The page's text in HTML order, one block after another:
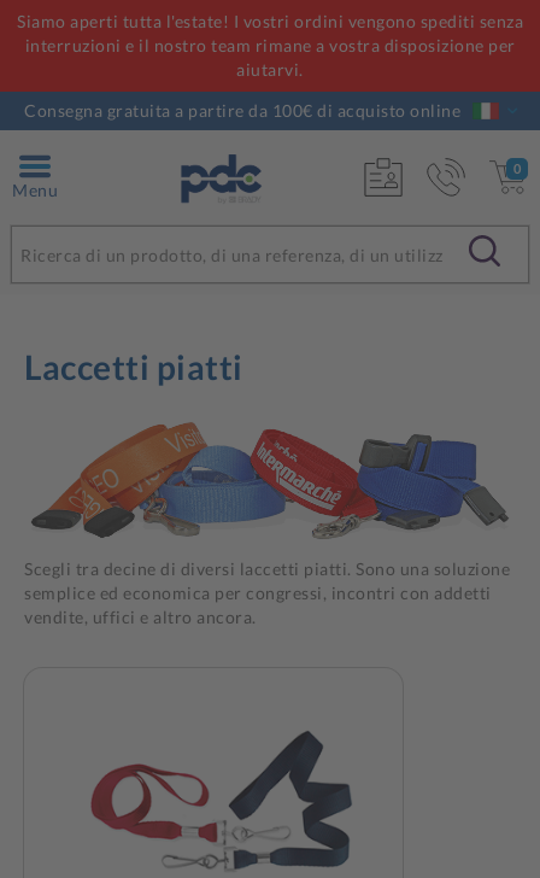
Siamo aperti tutta l'estate! I vostri ordini vengono spediti senza
interruzioni e il nostro team rimane a vostra disposizione per
aiutarvi.
Consegna gratuita a partire da 100€ di acquisto online
Menu
0
Laccetti piatti
Scegli tra decine di diversi laccetti piatti. Sono una soluzione
semplice ed economica per congressi, incontri con addetti
vendite, uffici e altro ancora.